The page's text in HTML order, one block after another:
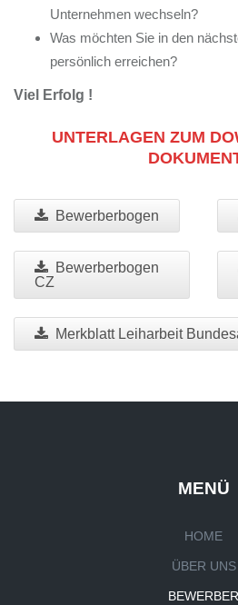
Unternehmen wechseln?
Was möchten Sie in den
persönlich erreichen?
Viel Erfolg !
UNTERLAGEN ZUM
Bewerberbogen
Bewerberbogen
CZ
Merkblatt Leiharbeit
MENÜ
HOME
ÜBER UNS
BEWERBER